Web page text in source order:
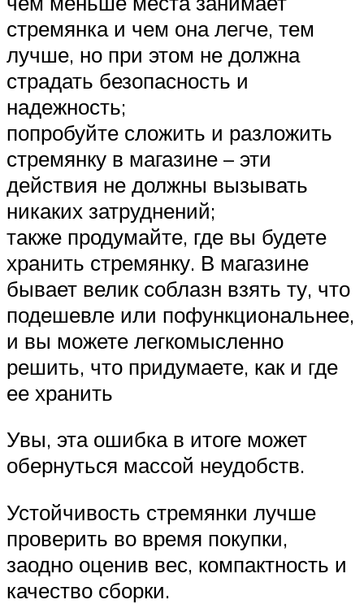
стремянка и чем она легче, тем
лучше, но при этом не должна
страдать безопасность и
надежность;
попробуйте сложить и разложить
стремянку в магазине – эти
действия не должны вызывать
никаких затруднений;
также продумайте, где вы будете
хранить стремянку. В магазине
бывает велик соблазн взять ту, что
подешевле или пофункциональнее,
и вы можете легкомысленно
решить, что придумаете, как и где
ее хранить
Увы, эта ошибка в итоге может
обернуться массой неудобств.
Устойчивость стремянки лучше
проверить во время покупки,
заодно оценив вес, компактность и
качество сборки.